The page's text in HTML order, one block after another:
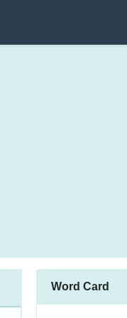
Word Card